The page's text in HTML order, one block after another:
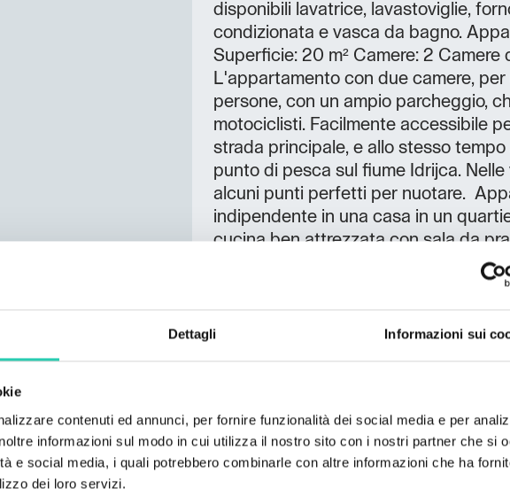
Dettagli Informazioni sui
contenuti ed annunci, per fornire funzionalità dei social media e per
informazioni sul modo in cui utilizza il nostro sito con i nostri partner che si
e social media, i quali potrebbero combinarle con altre informazioni che ha
dei loro servizi.
disponibili lavatrice, lavastoviglie,
condizionata e vasca da bagno.
Superficie: 20 m² Camere: 2 Camere
L'appartamento con due camere,
persone, con un ampio parcheggio,
motociclisti. Facilmente accessibile
strada principale, e allo stesso
punto di pesca sul fiume Idrijca.
alcuni punti perfetti per nuotare.
indipendente in una casa in un
cucina ben attrezzata con sala da
camere e una terrazza. Sono
forno. Informazioni sull'arrivo Check
out tra le 8:00 e le 10:00 La casa si
chilometro di distanza dalla parte
trovano l'ufficio postale, un negozio
dell'altopiano di Šentviška e a soli
potrete rilassarvi in una natura
nuotando o pescando nel fiume
collegamenti e alla vicinanza alla
ottimo punto di partenza per gite e
noleggiare due mountain bike,